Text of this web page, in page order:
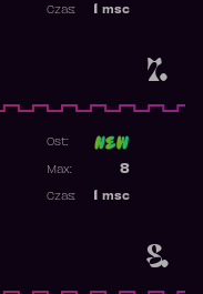
7.
msc
Czas:
8.
Ost:
8
Max:
msc
Czas: